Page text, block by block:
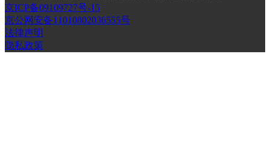
京ICP备09109727号-15
京公网安备11010802036555号
法律声明
隐私政策